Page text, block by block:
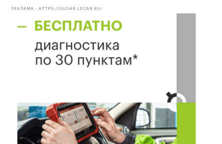
РЕКЛАМА • HTTPS://GUSAR.LECAR.RU/